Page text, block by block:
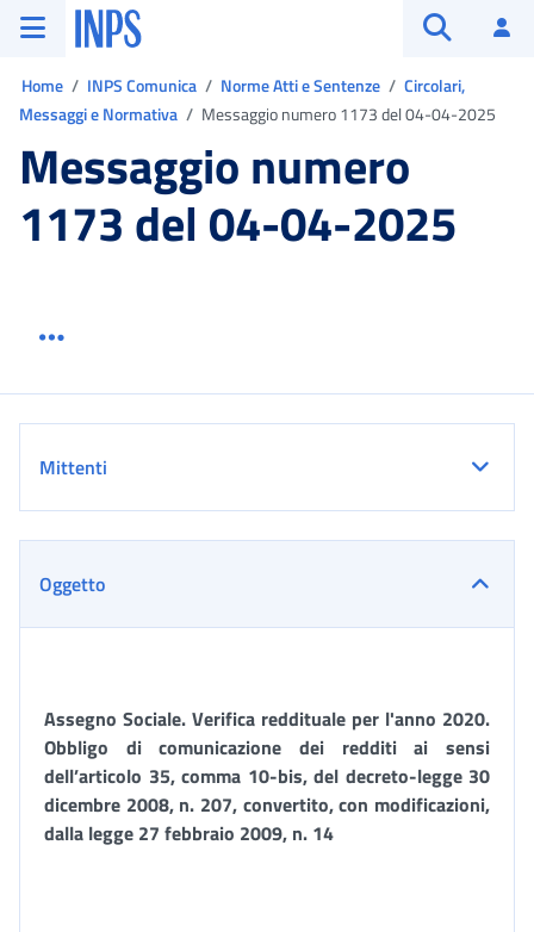
Vai al menu principale
Vai al contenuto principale
Vai al pie' di pagina
INPS ()
Home INPS Comunica Norme Atti e Sentenze
Circolari,
Messaggi e Normativa
Messaggio numero 1173 del 04-04-2025
Messaggio numero
1173 del 04-04-2025
Mittenti
Oggetto
Assegno Sociale. Verifica reddituale per l'anno 2020.
Obbligo di comunicazione dei redditi ai sensi
dell’articolo 35, comma 10-bis, del decreto-legge 30
dicembre 2008, n. 207, convertito, con modificazioni,
dalla legge 27 febbraio 2009, n. 14